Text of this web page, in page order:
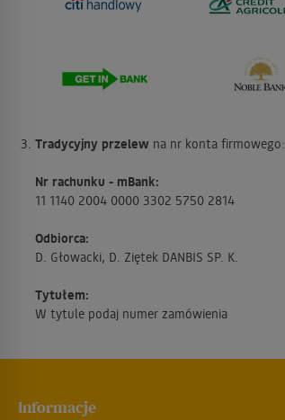
Tradycyjny przelew na nr konta firmowego:
Nr rachunku - mBank:
11 1140 2004 0000 3302 5750 2814
Odbiorca:
D. Głowacki, D. Ziętek DANBIS SP. K.
Tytułem:
W tytule podaj numer zamówienia
Informacje